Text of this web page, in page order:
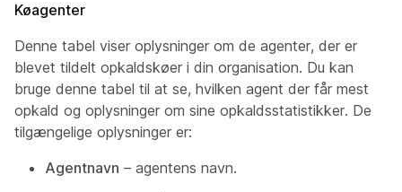
Køagenter
Denne tabel viser oplysninger om de agenter, der er
blevet tildelt opkaldskøer i din organisation. Du kan
bruge denne tabel til at se, hvilken agent der får mest
opkald og oplysninger om sine opkaldsstatistikker. De
tilgængelige oplysninger er:
Agentnavn – agentens navn.